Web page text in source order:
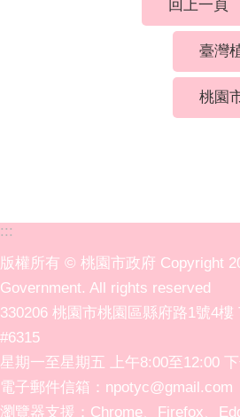
回上一頁
臺灣
桃園
:::
版權所有 © 桃園市政府 Copyright
Government. All rights reserved
330206 桃園市桃園區縣府路1號4樓
#6315
星期一至星期五 上午8:00至12:00
電子郵件信箱：npotyc@gmail.com
瀏覽器支援：Chrome、Firefox、